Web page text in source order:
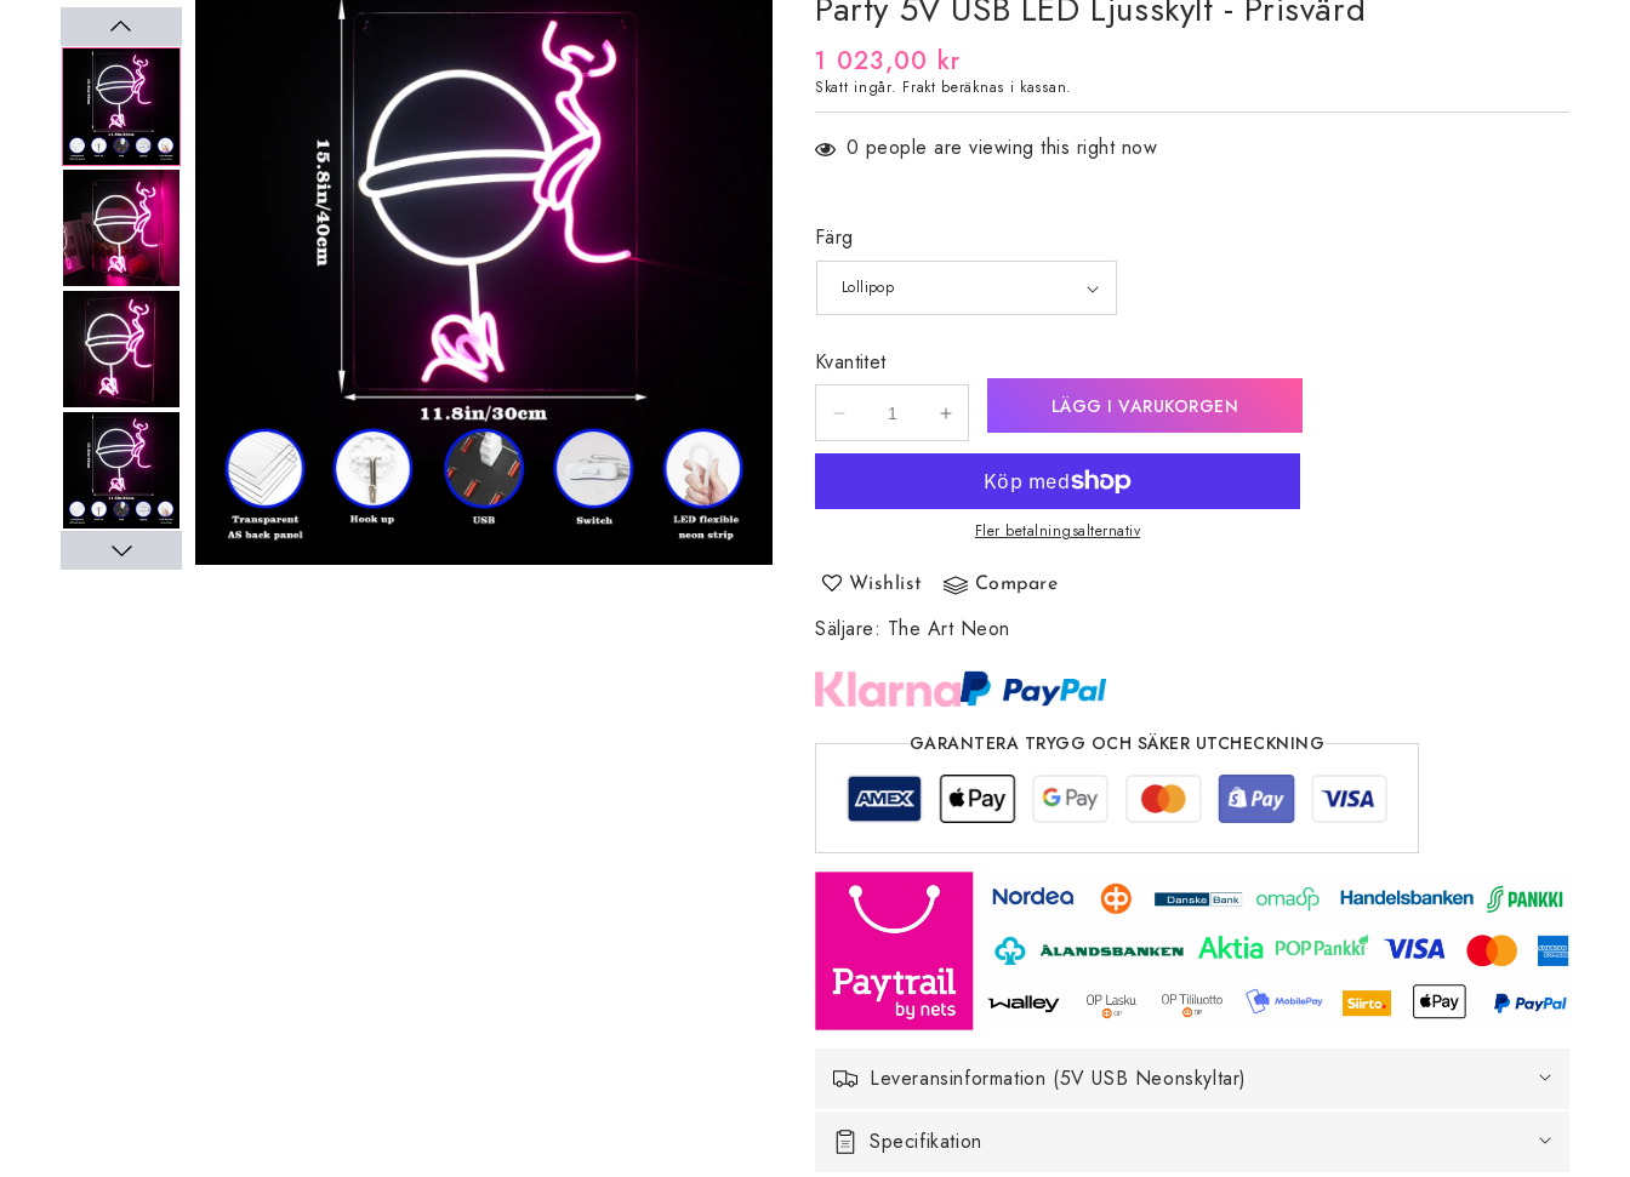
PRODUKTINFORMATION
Ordinarie
pris
1 023,00 kr
Skatt ingår. Frakt beräknas i kassan.
0 people are viewing this right now
Färg
Kvantitet
Minska
kvantitet
LED
-
Öka
kvantitet
LED
Ljusskylt
-
LÄGG I VARUKORGEN
Fler betalningsalternativ
Wishlist Compare
Säljare: The Art Neon
GARANTERA TRYGG OCH SÄKER UTCHECKNING
Leveransinformation (5V USB Neonskyltar)
Specifikation